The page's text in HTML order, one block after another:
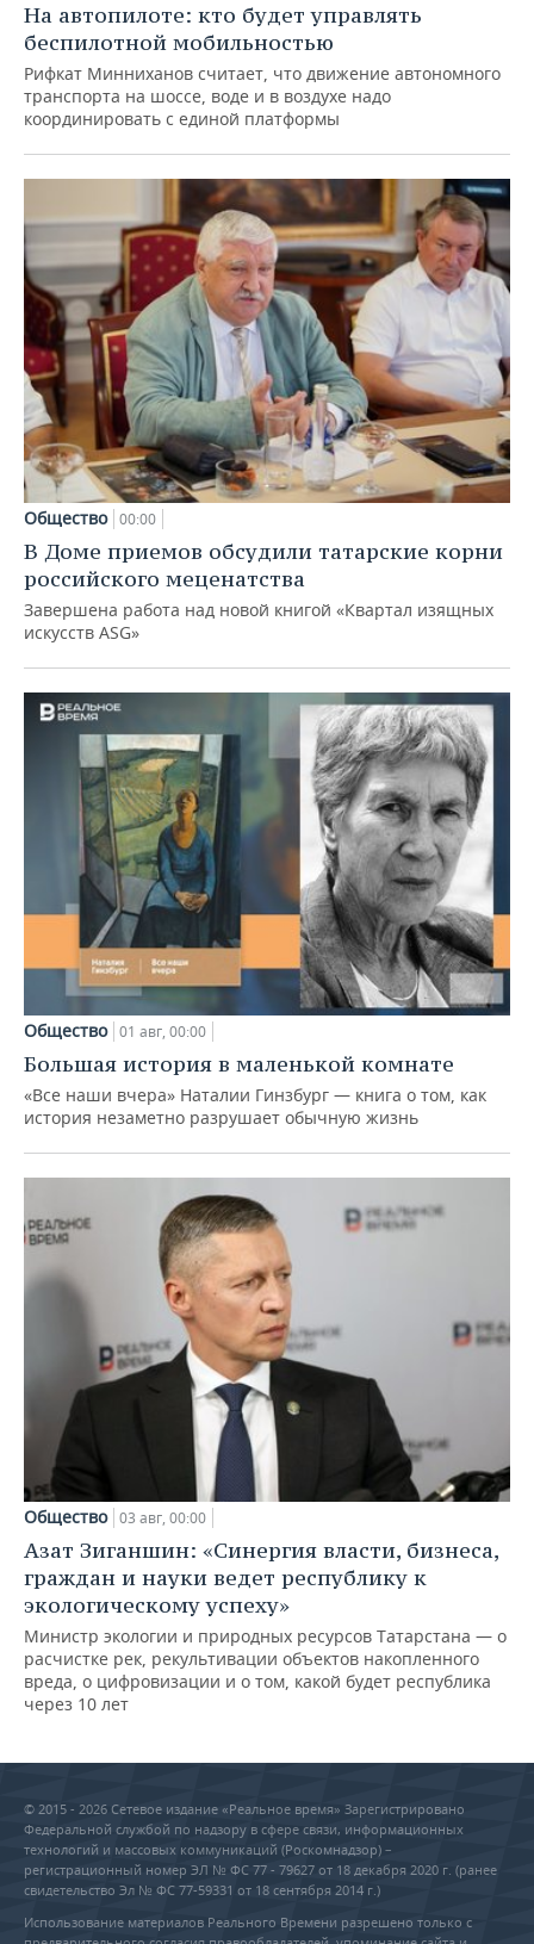
На автопилоте: кто будет управлять
беспилотной мобильностью
Рифкат Минниханов считает, что движение автономного
транспорта на шоссе, воде и в воздухе надо
координировать с единой платформы
Общество 00:00
В Доме приемов обсудили татарские корни
российского меценатства
Завершена работа над новой книгой «Квартал изящных
искусств ASG»
Общество 01 авг, 00:00
Большая история в маленькой комнате
«Все наши вчера» Наталии Гинзбург — книга о том, как
история незаметно разрушает обычную жизнь
Общество 03 авг, 00:00
Азат Зиганшин: «Синергия власти, бизнеса,
граждан и науки ведет республику к
экологическому успеху»
Министр экологии и природных ресурсов Татарстана — о
расчистке рек, рекультивации объектов накопленного
вреда, о цифровизации и о том, какой будет республика
через 10 лет
© 2015 - 2026 Сетевое издание «Реальное время» Зарегистрировано
Федеральной службой по надзору в сфере связи, информационных
технологий и массовых коммуникаций (Роскомнадзор) –
регистрационный номер ЭЛ № ФС 77 - 79627 от 18 декабря 2020 г. (ранее
свидетельство Эл № ФС 77-59331 от 18 сентября 2014 г.)
Использование материалов Реального Времени разрешено только с